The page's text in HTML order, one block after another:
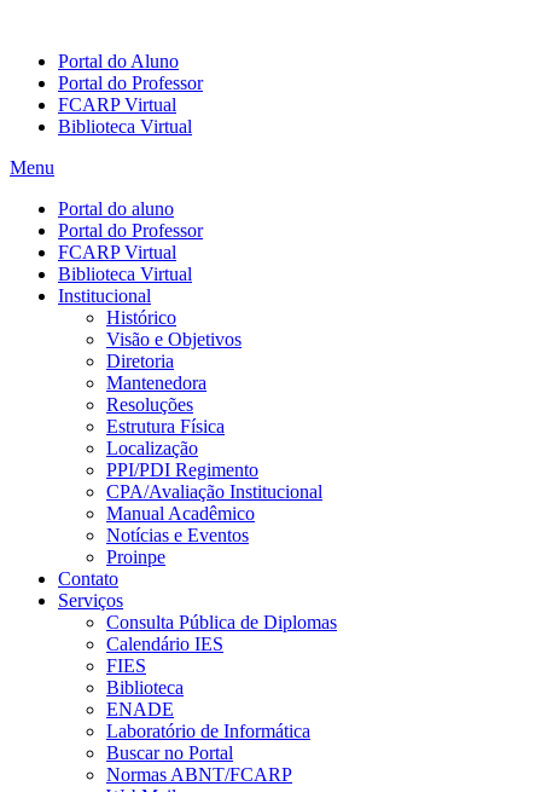
Portal do Aluno
Portal do Professor
FCARP Virtual
Biblioteca Virtual
Menu
Portal do aluno
Portal do Professor
FCARP Virtual
Biblioteca Virtual
Institucional
Histórico
Visão e Objetivos
Diretoria
Mantenedora
Resoluções
Estrutura Física
Localização
PPI/PDI Regimento
CPA/Avaliação Institucional
Manual Acadêmico
Notícias e Eventos
Proinpe
Contato
Serviços
Consulta Pública de Diplomas
Calendário IES
FIES
Biblioteca
ENADE
Laboratório de Informática
Buscar no Portal
Normas ABNT/FCARP